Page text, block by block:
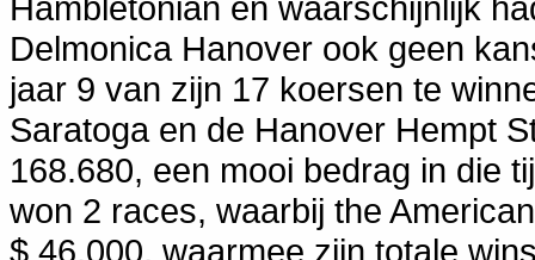
Delmonica Hanover ook geen
jaar 9 van zijn 17 koersen te
Saratoga en de Hanover Hempt
168.680, een mooi bedrag in die
won 2 races, waarbij the
$ 46.000, waarmee zijn totale